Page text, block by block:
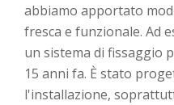
abbiamo apportato
fresca e funzionale. Ad
un sistema di fissaggio
15 anni fa. È stato
l'installazione,